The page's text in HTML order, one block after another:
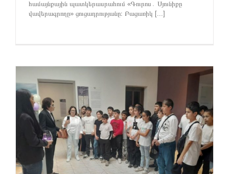
համայնքային պատկերասրահում «Գուրոս․ Սյունիքը
վավերագրողը» ցուցադրությանը։ Բացառիկ [...]